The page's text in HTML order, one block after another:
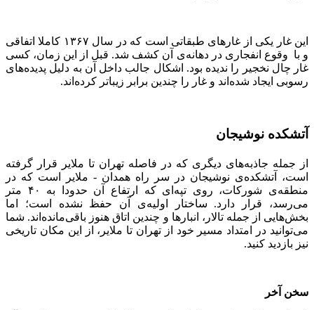
این غار یکی از غار‌ها‌ی طبقاتی است که در سال ۱۳۶۷ کاملا اتفاقی
و با وقوع انفجار‌ی در دهانه‌ی آن کشف شد. قبل از این زمان، کسی
غار چال نخجیر را ندیده بود. اشکال جالب داخل آن به دلیل پدیده‌ها‌ی
رسوبی ایجاد شده‌اند و غار را چندین برابر زیبا‌تر کرده‌اند.
آتشکده نوشیجان
از جمله جاذبه‌ها‌ی دیگر‌ی که در فاصله تهران تا ملایر قرار گرفته
است، آتشکده‌ی نوشیجان در سر راه همدان - ملایر است که در
منطقه‌ی شورکات، روی تپه‌ای که ارتفاع آن حدودا به ۴۰ متر
می‌رسد، قرار دارد. ساختار اولیه‌ی آن حفظ نشده است؛ اما
بخش‌ها‌یی از جمله تالار، انبار‌ها و چندین اتاق هنوز باقی‌مانده‌اند. شما
می‌توانید در امتداد مسیر خود از تهران تا ملایر، از این مکان تاریخی
نیز بازدید کنید.
سخن آخر